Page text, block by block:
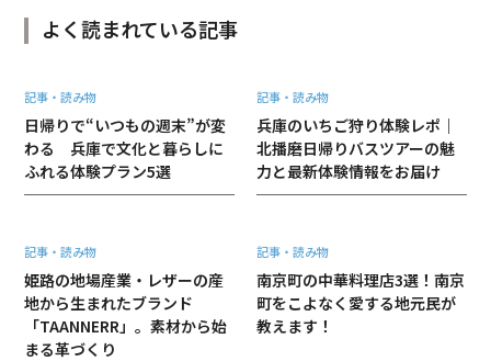
よく読まれている記事
記事・読み物
日帰りで“いつもの週末”が変
わる 兵庫で文化と暮らしに
ふれる体験プラン5選
記事・読み物
兵庫のいちご狩り体験レポ｜
北播磨日帰りバスツアーの魅
力と最新体験情報をお届け
記事・読み物
姫路の地場産業・レザーの産
地から生まれたブランド
「TAANNERR」。素材から始
まる革づくり
記事・読み物
南京町の中華料理店3選！南京
町をこよなく愛する地元民が
教えます！